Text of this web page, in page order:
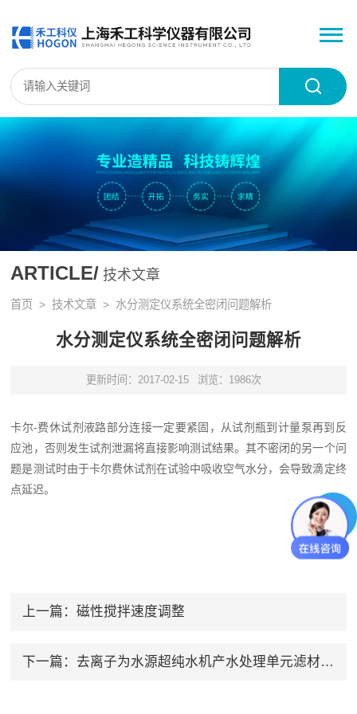
ARTICLE/ 技术文章
首页 >技术文章 > 水分测定仪系统全密闭问题解析
水分测定仪系统全密闭问题解析
更新时间：2017-02-15 浏览：1986次
卡尔-费休试剂液路部分连接一定要紧固，从试剂瓶到计量泵再到反
应池，否则发生试剂泄漏将直接影响测试结果。其不密闭的另一个问
题是测试时由于卡尔费休试剂在试验中吸收空气水分，会导致滴定终
点延迟。
上一篇： 磁性搅拌速度调整
下一篇： 去离子为水源超纯水机产水处理单元滤材与功能简介